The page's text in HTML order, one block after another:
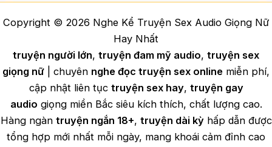
Copyright © 2026 Nghe Kể Truyện Sex Audio Giọng Nữ
Hay Nhất
truyện người lớn, truyện đam mỹ audio, truyện sex
giọng nữ | chuyên nghe đọc truyện sex online miễn phí,
cập nhật liên tục truyện sex hay, truyện gay
audio giọng miền Bắc siêu kích thích, chất lượng cao.
Hàng ngàn truyện ngắn 18+, truyện dài kỳhấp dẫn được
tổng hợp mới nhất mỗi ngày, mang khoái cảm đỉnh cao